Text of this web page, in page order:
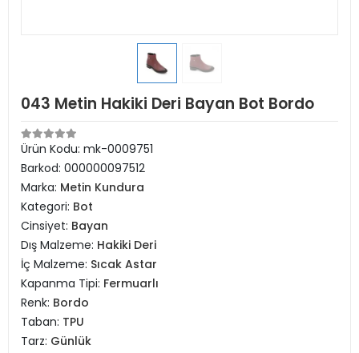
043 Metin Hakiki Deri Bayan Bot Bordo
Ürün Kodu: mk-0009751
Barkod: 000000097512
Marka: Metin Kundura
Kategori: Bot
Cinsiyet: Bayan
Dış Malzeme: Hakiki Deri
İç Malzeme: Sıcak Astar
Kapanma Tipi: Fermuarlı
Renk: Bordo
Taban: TPU
Tarz: Günlük